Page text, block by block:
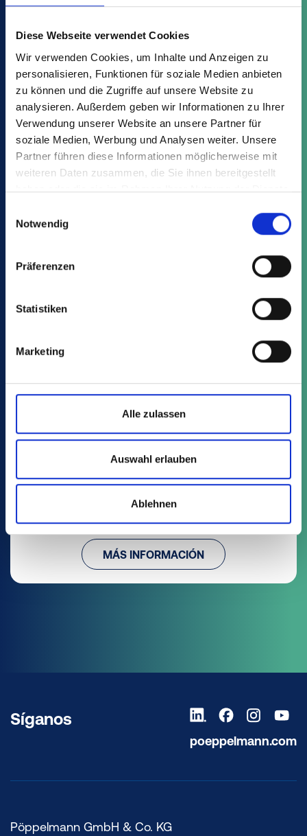
Diese Webseite verwendet Cookies
Wir verwenden Cookies, um Inhalte und Anzeigen zu
personalisieren, Funktionen für soziale Medien anbieten
zu können und die Zugriffe auf unsere Website zu
analysieren. Außerdem geben wir Informationen zu Ihrer
Verwendung unserer Website an unsere Partner für
soziale Medien, Werbung und Analysen weiter. Unsere
Partner führen diese Informationen möglicherweise mit
weiteren Daten zusammen, die Sie ihnen bereitgestellt
haben oder die sie im Rahmen Ihrer Nutzung der Dienste
Notwendig
Präferenzen
Statistiken
Marketing
Alle zulassen
Auswahl erlauben
Ablehnen
Variantes Ventajas
Busque el artículo adecuado en
MQA:
MQD
Macetas cuadradas Ranuras con fijación de
etiquetas
MÁS INFORMACIÓN
Síganos
poeppelmann.com
Pöppelmann GmbH & Co. KG